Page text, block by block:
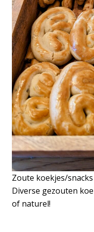
Zoute koekjes/snacks
Diverse gezouten
of naturel!